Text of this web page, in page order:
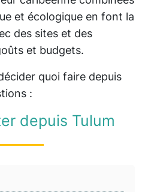
et écologique en font la
des sites et des
et budgets.
quoi faire depuis
:
depuis Tulum